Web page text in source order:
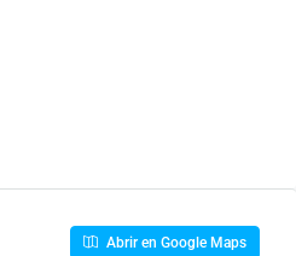
Abrir en Google Maps